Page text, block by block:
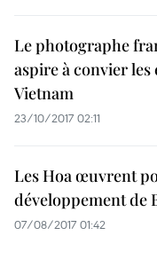
Le photographe
aspire à convier les
Vietnam
23/10/2017 02:11
Les Hoa œuvrent
développement de
07/08/2017 01:42